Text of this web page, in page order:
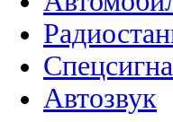
Автозвук